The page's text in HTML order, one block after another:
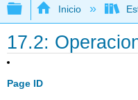
Expandir/
Inicio
17.2:
Page ID